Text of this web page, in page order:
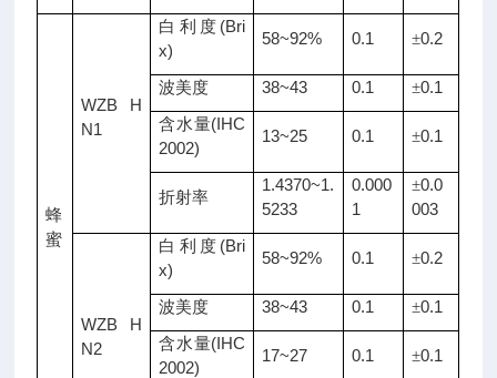
蜂
蜜
WZB H
N1
白利度 (Bri
x)
58~92% 0.1 ±0.2
波美度 38~43 0.1 ±0.1
含水量(IHC
2002)
13~25 0.1 ±0.1
折射率
1.4370~1.
5233
0.000
1
±0.0
003
WZB H
N2
白利度 (Bri
x)
58~92% 0.1 ±0.2
波美度 38~43 0.1 ±0.1
含水量(IHC
2002)
17~27 0.1 ±0.1